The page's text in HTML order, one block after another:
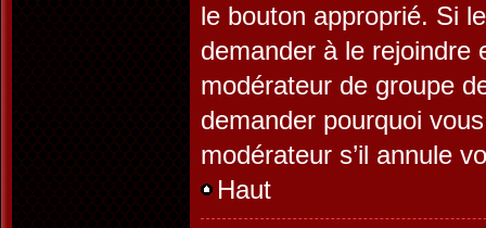
le bouton approprié. Si
demander à le rejoindre
modérateur de groupe
demander pourquoi
modérateur s’il annule
Haut